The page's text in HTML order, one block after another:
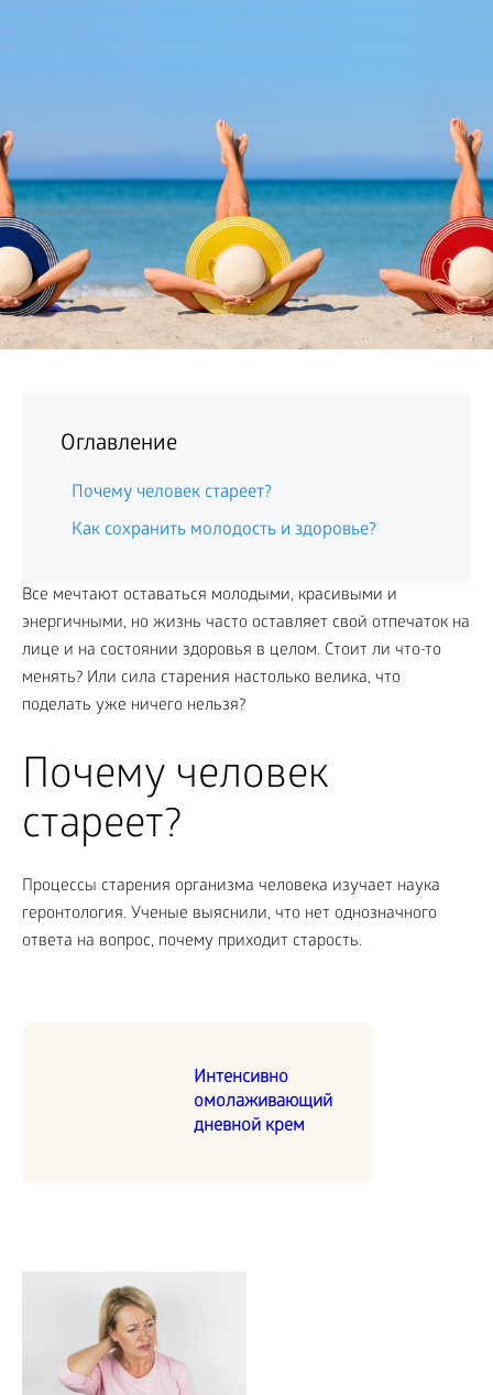
Оглавление
Почему человек стареет?
Как сохранить молодость и здоровье?
Все мечтают оставаться молодыми, красивыми и
энергичными, но жизнь часто оставляет свой отпечаток на
лице и на состоянии здоровья в целом. Стоит ли что-то
менять? Или сила старения настолько велика, что
поделать уже ничего нельзя?
Почему человек
стареет?
Процессы старения организма человека изучает наука
геронтология. Ученые выяснили, что нет однозначного
ответа на вопрос, почему приходит старость.
Интенсивно
омолаживающий
дневной крем